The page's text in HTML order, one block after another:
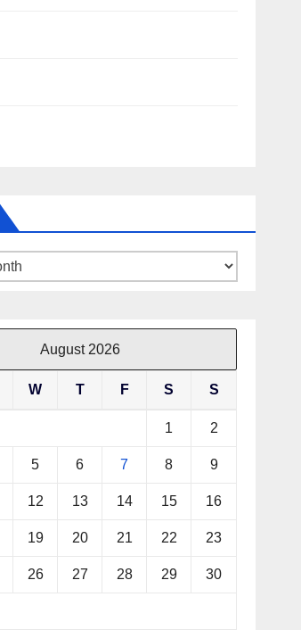
August 2026
W T F S S
1 2
5 6 7 8 9
12 13 14 15 16
19 20 21 22 23
26 27 28 29 30